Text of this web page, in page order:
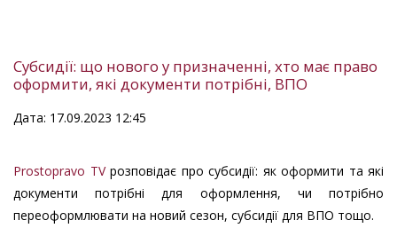
Субсидії: що нового у призначенні, хто має право
оформити, які документи потрібні, ВПО
Дата: 17.09.2023 12:45
Prostopravo TVрозповідає про субсидії: як оформити та які
документи потрібні для оформлення, чи потрібно
переоформлювати на новий сезон, субсидії для ВПО тощо.